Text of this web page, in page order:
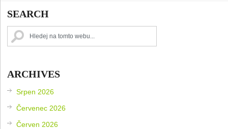
SEARCH
ARCHIVES
Srpen 2026
Červenec 2026
Červen 2026